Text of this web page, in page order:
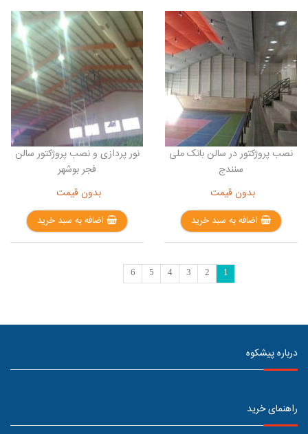
نصب پروژکتور در سالن بانک ملی
سنندج
بدون قیمت
اضافه به سبد خرید
نور پردازی و نصب پروژکتور سالن
فجر بوشهر
بدون قیمت
اضافه به سبد خرید
1
2
3
4
5
6
درباره پیشکوه
راهنمای خرید